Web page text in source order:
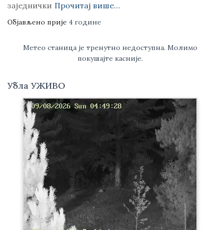
заједнички Прочитај више…
Објављено прије 4 године
Метео станица је тренутно недоступна. Молимо
покушајте касније.
Убла УЖИВО